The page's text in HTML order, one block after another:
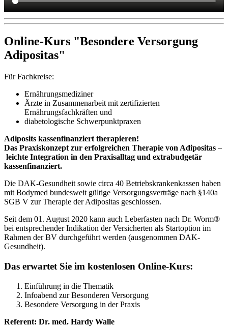
Online-Kurs "Besondere Versorgung
Adipositas"
Für Fachkreise:
Ernährungsmediziner
Ärzte in Zusammenarbeit mit zertifizierten
Ernährungsfachkräften und
diabetologische Schwerpunktpraxen
Adiposits kassenfinanziert therapieren!
Das Praxiskonzept zur erfolgreichen Therapie von Adipositas –
leichte Integration in den Praxisalltag und extrabudgetär
kassenfinanziert.
Die DAK-Gesundheit sowie circa 40 Betriebskrankenkassen haben
mit Bodymed bundesweit gültige Versorgungsverträge nach §140a
SGB V zur Therapie der Adipositas geschlossen.
Seit dem 01. August 2020 kann auch Leberfasten nach Dr. Worm®
bei entsprechender Indikation der Versicherten als Startoption im
Rahmen der BV durchgeführt werden (ausgenommen DAK-
Gesundheit).
Das erwartet Sie im kostenlosen Online-Kurs:
Einführung in die Thematik
Infoabend zur Besonderen Versorgung
Besondere Versorgung in der Praxis
Referent: Dr. med. Hardy Walle